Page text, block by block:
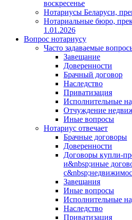
воскресенье
Нотариусы Беларуси,
Нотариальные бюро,
1.01.2026
Вопрос нотариусу
Часто задаваемые
Завещание
Доверенности
Брачный договор
Наследство
Приватизация
Исполнительные
Отчуждение
Иные вопросы
Нотариус отвечает
Брачные договоры
Доверенности
Договоры купли-
и&nbsp;иные
Завещания
Иные вопросы
Исполнительные
Наследство
Приватизация